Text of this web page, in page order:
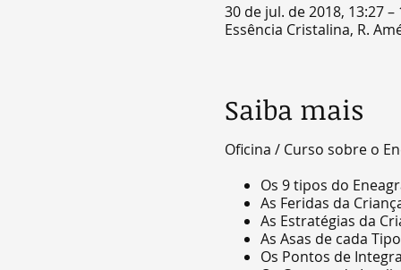
30 de jul. de 2018, 13:27 –
Essência Cristalina, R.
Saiba mais
Oficina / Curso sobre o
Os 9 tipos do
As Feridas da
As Estratégias da
As Asas de cada
Os Pontos de